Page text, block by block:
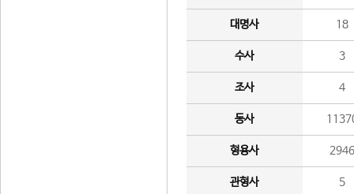
대명사 18
수사 3
조사 4
동사
형용사 2946
관형사 5